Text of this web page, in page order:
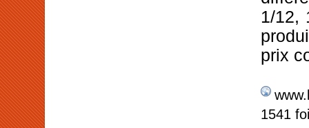
1/12,
prix
1541